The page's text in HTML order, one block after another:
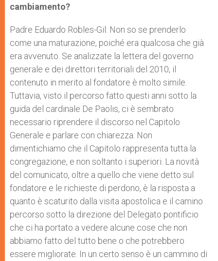
cambiamento?
Padre Eduardo Robles-Gil: Non so se prenderlo
come una maturazione, poiché era qualcosa che già
era avvenuto. Se analizzate la lettera del governo
generale e dei direttori territoriali del 2010, il
contenuto in merito al fondatore è molto simile.
Tuttavia, visto il percorso fatto questi anni sotto la
guida del cardinale De Paolis, ci è sembrato
necessario riprendere il discorso nel Capitolo
Generale e parlare con chiarezza. Non
dimentichiamo che il Capitolo rappresenta tutta la
congregazione, e non soltanto i superiori. La novità
del comunicato, oltre a quello che viene detto sul
fondatore e le richieste di perdono, è la risposta a
quanto è scaturito dalla visita apostolica e il camino
percorso sotto la direzione del Delegato pontificio
che ci ha portato a vedere alcune cose che non
abbiamo fatto del tutto bene o che potrebbero
essere migliorate. In un certo senso è un cammino di